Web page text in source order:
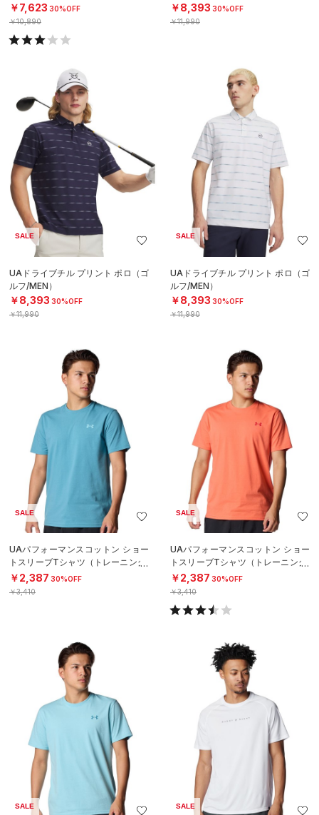
￥7,623 30%OFF
￥10,890
￥8,393 30%OFF
￥11,990
SALE
UAドライブチル プリント ポロ（ゴ
ルフ/MEN）
￥8,393 30%OFF
￥11,990
SALE
UAドライブチル プリント ポロ（ゴ
ルフ/MEN）
￥8,393 30%OFF
￥11,990
SALE
UAパフォーマンスコットン ショー
トスリーブTシャツ（トレーニング/
MEN）
￥2,387 30%OFF
￥3,410
SALE
UAパフォーマンスコットン ショー
トスリーブTシャツ（トレーニング/
MEN）
￥2,387 30%OFF
￥3,410
SALE SALE